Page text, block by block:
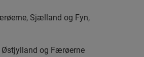
Sjælland og Fyn,
Østjylland og Færøerne